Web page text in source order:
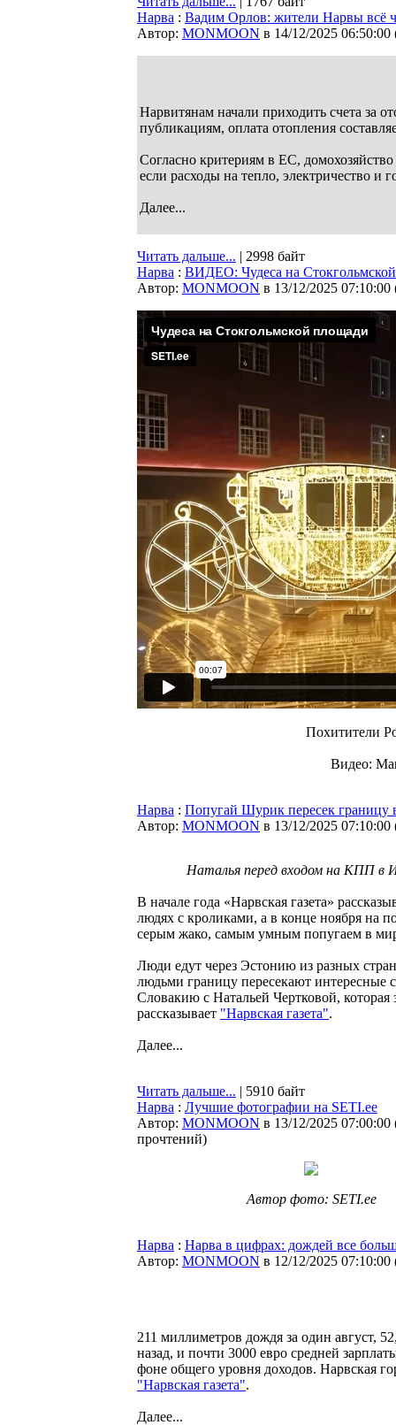
Нарва : Вадим Орлов: жители Нарвы всё
Автор: MONMOON в 14/12/2025 06:50:00
Нарвитянам начали приходить счета за
публикациям, оплата отопления
Согласно критериям в ЕС,
если расходы на тепло, электричество
Далее...
Читать дальше... | 2998 байт
Нарва : ВИДЕО: Чудеса на
Автор: MONMOON в 13/12/2025 07:10:00
Похитители
Видео:
Нарва : Попугай Шурик пересек границу
Автор: MONMOON в 13/12/2025 07:10:00
Наталья перед входом на КПП в
В начале года «Нарвская газета»
людях с кроликами, а в конце ноября на
серым жако, самым умным попугаем в
Люди едут через Эстонию из разных
людьми границу пересекают интересные
Словакию с Натальей Чертковой,
рассказывает "Нарвская газета".
Далее...
Читать дальше... | 5910 байт
Нарва : Лучшие фотографии на SETI.ee
Автор: MONMOON в 13/12/2025 07:00:00
прочтений)
Автор фото: SETI.ee
Нарва : Нарва в цифрах: дождей все
Автор: MONMOON в 12/12/2025 07:10:00
211 миллиметров дождя за один август,
назад, и почти 3000 евро средней
фоне общего уровня доходов. Нарвская
"Нарвская газета".
Далее...